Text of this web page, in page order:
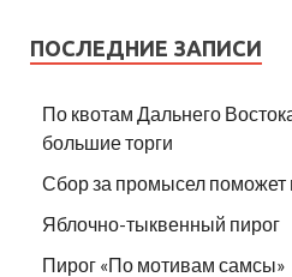
ПОСЛЕДНИЕ ЗАПИСИ
По квотам Дальнего
большие торги
Сбор за промысел поможет
Яблочно-тыквенный пирог
Пирог «По мотивам самсы»